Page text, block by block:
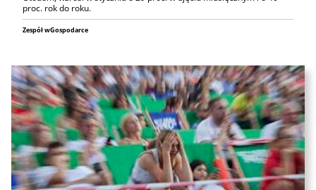
proc. rok do roku.
Zespół wGospodarce